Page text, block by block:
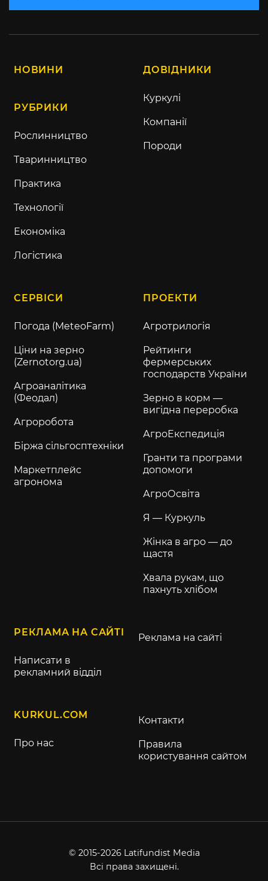
НОВИНИ
РУБРИКИ
Рослинництво
Тваринництво
Практика
Технології
Економіка
Логістика
ДОВІДНИКИ
Куркулі
Компанії
Породи
СЕРВІСИ
Погода (MeteoFarm)
Ціни на зерно
(Zernotorg.ua)
Агроаналітика
(Феодал)
Агроробота
Біржа сільгосптехніки
Маркетплейс
агронома
ПРОЕКТИ
Агротрилогія
Рейтинги
фермерських
господарств України
Зерно в корм —
вигідна переробка
АгроЕкспедиція
Гранти та програми
допомоги
АгроОсвіта
Я — Куркуль
Жінка в агро — до
щастя
Хвала рукам, що
пахнуть хлібом
РЕКЛАМА НА САЙТІ
Написати в
рекламний відділ
Реклама на сайті
KURKUL.COM
Про нас
Контакти
Правила
користування сайтом
© 2015-2026 Latifundist Media
Всі права захищені.